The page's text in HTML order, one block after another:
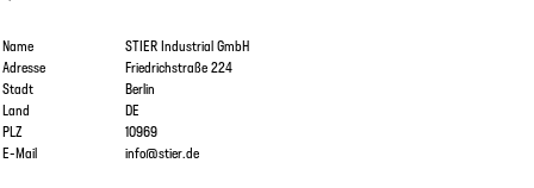
Name
STIER Industrial GmbH
Adresse
Friedrichstraße 224
Stadt
Berlin
Land
DE
PLZ
10969
E-Mail
info@stier.de